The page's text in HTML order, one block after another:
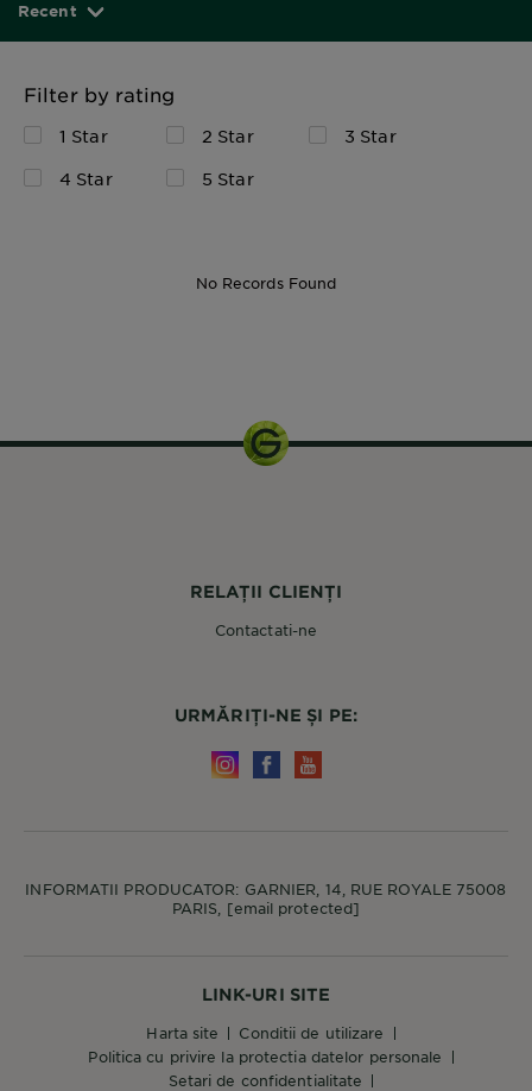
Recent
Filter by rating
1 Star 2 Star
3 Star
4 Star
5 Star
No Records Found
LINK-URI SITE
harta site
conditii de utilizare
politica cu privire la protectia datelor personale
setari de confidentialitate
RELAȚII CLIENȚI
Contactati-ne
URMĂRIȚI-NE ȘI PE:
INFORMATII PRODUCATOR: GARNIER, 14, RUE ROYALE 75008
PARIS, [email protected]